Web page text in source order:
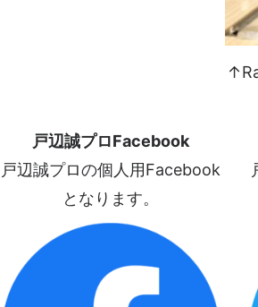
戸辺誠プロFacebook
戸辺誠プロの個人用Facebook
となります。